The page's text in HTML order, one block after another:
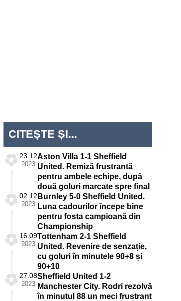
CITEȘTE ȘI...
23.12
2023
Aston Villa 1-1 Sheffield
United. Remiză frustrantă
pentru ambele echipe, după
două goluri marcate spre final
02.12
2023
Burnley 5-0 Sheffield United.
Luna cadourilor începe bine
pentru fosta campioană din
Championship
16.09
2023
Tottenham 2-1 Sheffield
United. Revenire de senzație,
cu goluri în minutele 90+8 și
90+10
27.08
2023
Sheffield United 1-2
Manchester City. Rodri rezolvă
în minutul 88 un meci frustrant